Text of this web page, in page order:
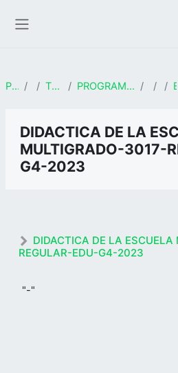
Página Principal Cursos
TRAYECTORIA PROFESIONAL PROGRAMA DE VALIDACIÓN DE CONOCIMIENTOS Y EJERCICIO PROFESIONAL
DIDACTICA DE LA
MULTIGRADO-3017-
G4-2023
DIDACTICA DE LA
REGULAR-EDU-G4-2023
MARGARITA DEL PILAR
LOS MONTEROS
"-"